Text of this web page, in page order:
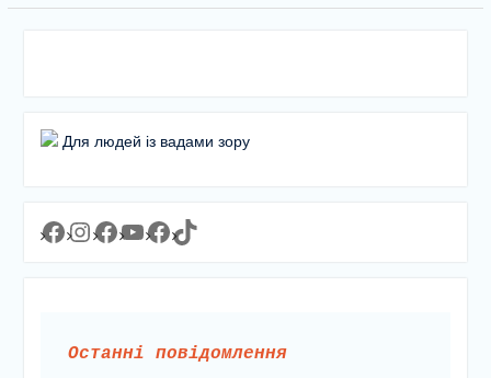
Для людей із вадами зору
Facebook
Instagram
Facebook
YouTube
Facebook
https://www.tiktok.com/@lyceum1man?_t=8YJMx0RJgIf&_r=1
Останні повідомлення